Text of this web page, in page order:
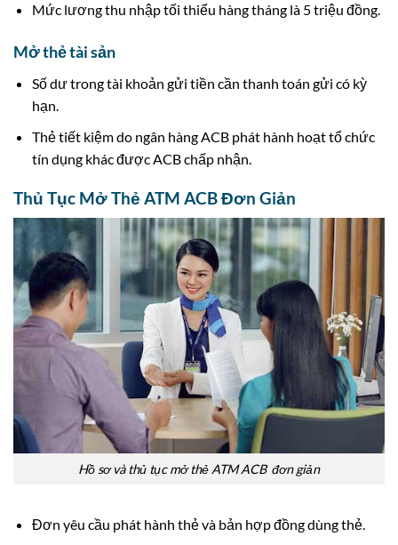
Mức lương thu nhập tối thiểu hàng tháng là 5 triệu đồng.
Mở thẻ tài sản
Số dư trong tài khoản gửi tiền cần thanh toán gửi có kỳ
hạn.
Thẻ tiết kiệm do ngân hàng ACB phát hành hoạt tổ chức
tín dụng khác được ACB chấp nhận.
Thủ Tục Mở Thẻ ATM ACB Đơn Giản
Hồ sơ và thủ tục mở thẻ ATM ACB đơn giản
Đơn yêu cầu phát hành thẻ và bản hợp đồng dùng thẻ.